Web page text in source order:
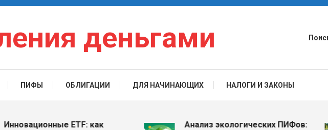
деньгами
ПИФЫ ОБЛИГАЦИИ ДЛЯ НАЧИНАЮЩИХ НАЛОГИ И ЗАКОНЫ
ETF: как
Анализ экологических ПИФов: